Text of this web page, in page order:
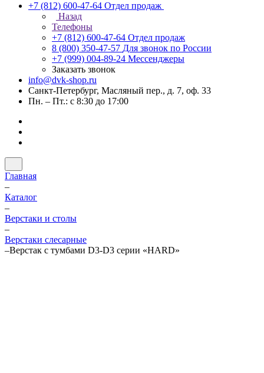
+7 (812) 600-47-64 Отдел продаж
Назад
Телефоны
+7 (812) 600-47-64 Отдел продаж
8 (800) 350-47-57 Для звонок по России
+7 (999) 004-89-24 Мессенджеры
Заказать звонок
info@dvk-shop.ru
Санкт-Петербург, Масляный пер., д. 7, оф. 33
Пн. – Пт.: с 8:30 до 17:00
Главная
–
Каталог
–
Верстаки и столы
–
Верстаки слесарные
–Верстак с тумбами D3-D3 серии «HARD»